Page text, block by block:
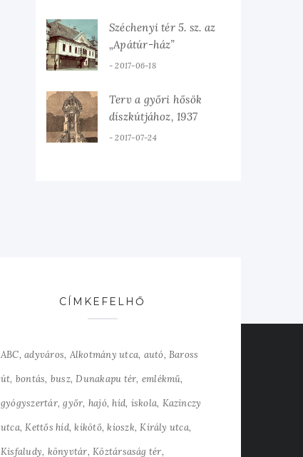
Széchenyi tér 5. sz. az
„Apátúr-ház”
2017-06-18
Terv a győri hősök
díszkútjához, 1937
2017-07-24
CÍMKEFELHŐ
ABC adyváros Alkotmány utca autó Baross
út bontás busz Dunakapu tér emlékmű
gyógyszertár győr hajó híd iskola Kazinczy
utca Kettős híd kikötő kioszk Király utca
Kisfaludy könyvtár Köztársaság tér